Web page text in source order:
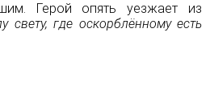
Герой опять уезжает из
свету, где оскорблённому есть